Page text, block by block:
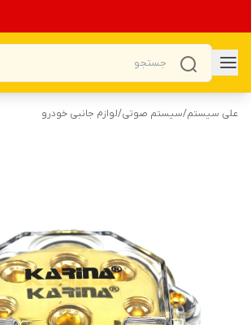
علی سیستم/سیستم صوتی/لوازم جانبی خودرو